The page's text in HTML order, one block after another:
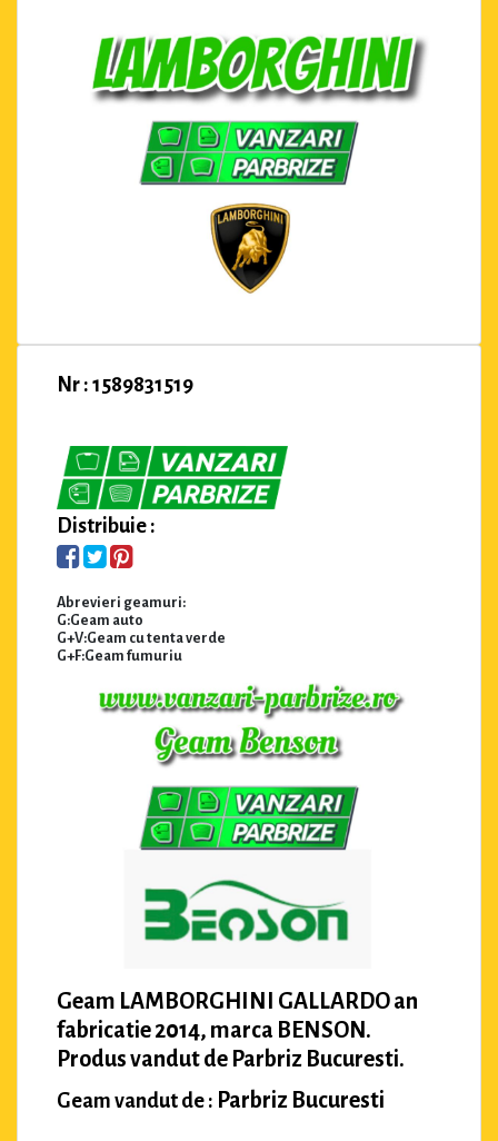
Nr : 1589831519
Distribuie :
Abrevieri geamuri:
G:Geam auto
G+V:Geam cu tenta verde
G+F:Geam fumuriu
Geam LAMBORGHINI GALLARDO an
fabricatie 2014, marca BENSON.
Produs vandut de Parbriz Bucuresti.
Geam vandut de : Parbriz Bucuresti